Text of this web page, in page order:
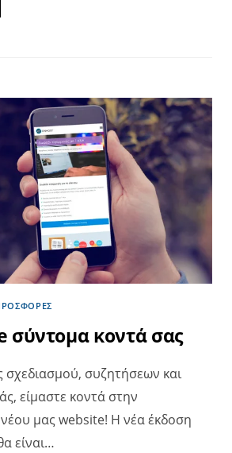
σύντομα κοντά σας
σχεδιασμού, συζητήσεων και
είμαστε κοντά στην
μας website! Η νέα έκδοση
είναι…